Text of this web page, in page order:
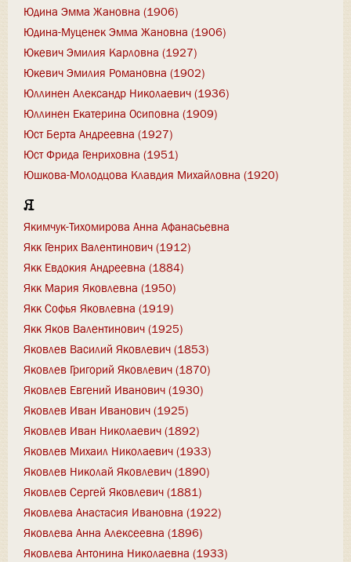
Юдина Эмма Жановна (1906)
Юдина-Муценек Эмма Жановна (1906)
Юкевич Эмилия Карловна (1927)
Юкевич Эмилия Романовна (1902)
Юллинен Александр Николаевич (1936)
Юллинен Екатерина Осиповна (1909)
Юст Берта Андреевна (1927)
Юст Фрида Генриховна (1951)
Юшкова-Молодцова Клавдия Михайловна (1920)
Я
Якимчук-Тихомирова Анна Афанасьевна
Якк Генрих Валентинович (1912)
Якк Евдокия Андреевна (1884)
Якк Мария Яковлевна (1950)
Якк Софья Яковлевна (1919)
Якк Яков Валентинович (1925)
Яковлев Василий Яковлевич (1853)
Яковлев Григорий Яковлевич (1870)
Яковлев Евгений Иванович (1930)
Яковлев Иван Иванович (1925)
Яковлев Иван Николаевич (1892)
Яковлев Михаил Николаевич (1933)
Яковлев Николай Яковлевич (1890)
Яковлев Сергей Яковлевич (1881)
Яковлева Анастасия Ивановна (1922)
Яковлева Анна Алексеевна (1896)
Яковлева Антонина Николаевна (1933)